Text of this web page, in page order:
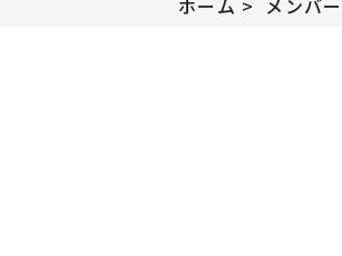
ホーム メンバー